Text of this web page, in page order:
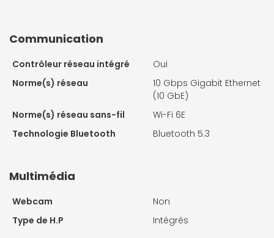
Communication
Contrôleur réseau intégré
Oui
Norme(s) réseau
10 Gbps Gigabit Ethernet
(10 GbE)
Norme(s) réseau sans-fil
Wi-Fi 6E
Technologie Bluetooth
Bluetooth 5.3
Multimédia
Webcam
Non
Type de H.P
Intégrés